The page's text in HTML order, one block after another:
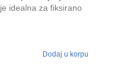
je idealna za fiksirano
Dodaj u korpu